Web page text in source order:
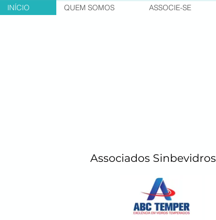
INÍCIO QUEM SOMOS ASSOCIE-SE
Associados Sinbevidros